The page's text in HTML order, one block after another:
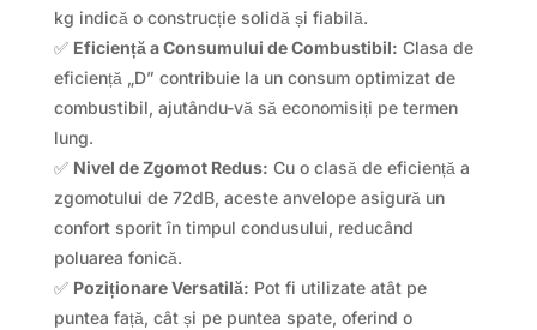
kg indică o construcție solidă și fiabilă.
✅ Eficiență a Consumului de Combustibil: Clasa de
eficiență „D” contribuie la un consum optimizat de
combustibil, ajutându-vă să economisiți pe termen
lung.
✅ Nivel de Zgomot Redus: Cu o clasă de eficiență a
zgomotului de 72dB, aceste anvelope asigură un
confort sporit în timpul condusului, reducând
poluarea fonică.
✅ Poziționare Versatilă: Pot fi utilizate atât pe
puntea față, cât și pe puntea spate, oferind o